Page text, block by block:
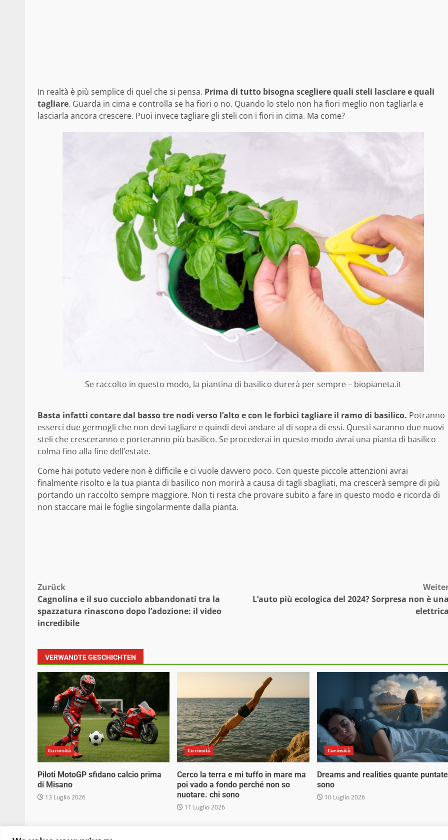
In realtà è più semplice di quel che si pensa. Prima di tutto bisogna scegliere quali steli lasciare e quali
tagliare. Guarda in cima e controlla se ha fiori o no. Quando lo stelo non ha fiori meglio non tagliarla e
lasciarla ancora crescere. Puoi invece tagliare gli steli con i fiori in cima. Ma come?
Se raccolto in questo modo, la piantina di basilico durerà per sempre – biopianeta.it
Basta infatti contare dal basso tre nodi verso l’alto e con le forbici tagliare il ramo di basilico. Potranno
esserci due germogli che non devi tagliare e quindi devi andare al di sopra di essi. Questi saranno due nuovi
steli che cresceranno e porteranno più basilico. Se procederai in questo modo avrai una pianta di basilico
colma fino alla fine dell’estate.
Come hai potuto vedere non è difficile e ci vuole davvero poco. Con queste piccole attenzioni avrai
finalmente risolto e la tua pianta di basilico non morirà a causa di tagli sbagliati, ma crescerà sempre di più
portando un raccolto sempre maggiore. Non ti resta che provare subito a fare in questo modo e ricorda di
non staccare mai le foglie singolarmente dalla pianta.
Beitragsnavigation
Zurück
Cagnolina e il suo cucciolo abbandonati tra la
spazzatura rinascono dopo l’adozione: il video
incredibile
L’auto più ecologica del 2024? Sorpresa non è
VERWANDTE GESCHICHTEN
Curiosità
Piloti MotoGP sfidano calcio prima
di Misano
13 Luglio 2026
Curiosità
Cerco la terra e mi tuffo in mare ma
poi vado a fondo perché non so
nuotare. chi sono
11 Luglio 2026
Curiosità
Dreams and realities quante puntate
sono
10 Luglio 2026